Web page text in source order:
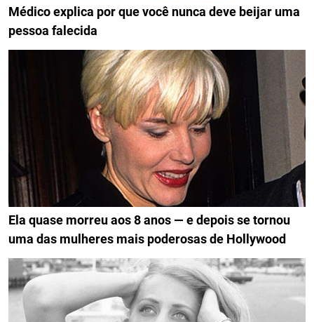
Médico explica por que você nunca deve beijar uma
pessoa falecida
Ela quase morreu aos 8 anos — e depois se tornou
uma das mulheres mais poderosas de Hollywood